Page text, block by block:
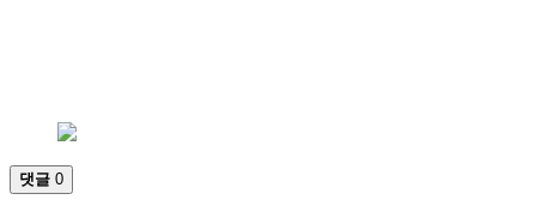
댓글 0